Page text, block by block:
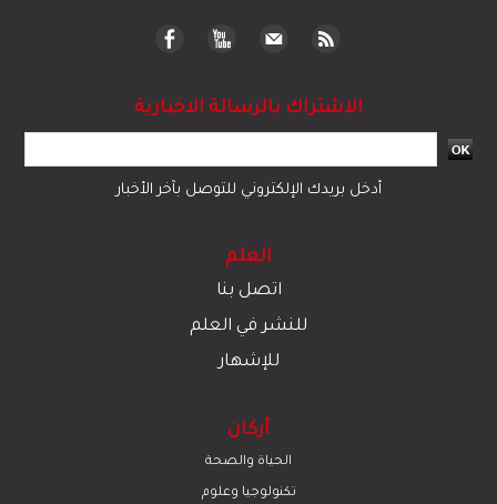
الاشتراك بالرسالة الاخبارية
أدخل بريدك الإلكتروني للتوصل بآخر الأخبار
العلم
اتصل بنا
للنشر في العلم
للإشهار
أركان
الحياة والصحة
تكنولوجيا وعلوم